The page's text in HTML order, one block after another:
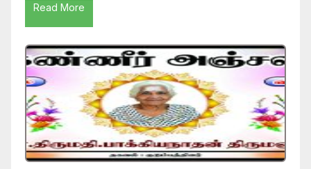
Read More